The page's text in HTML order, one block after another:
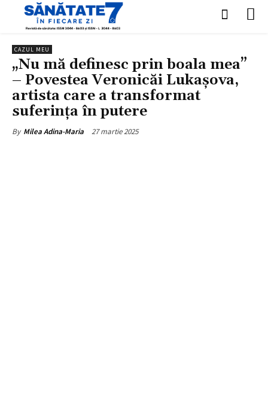
CAZUL MEU
„Nu mă definesc prin boala mea”
– Povestea Veronicăi Lukașova,
artista care a transformat
suferința în putere
By Milea Adina-Maria 27 martie 2025